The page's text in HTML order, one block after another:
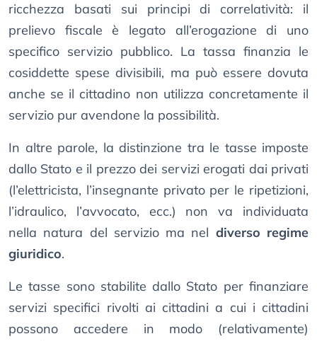
ricchezza basati sui principi di correlatività: il
prelievo fiscale è legato all’erogazione di uno
specifico servizio pubblico. La tassa finanzia le
cosiddette spese divisibili, ma può essere dovuta
anche se il cittadino non utilizza concretamente il
servizio pur avendone la possibilità.
In altre parole, la distinzione tra le tasse imposte
dallo Stato e il prezzo dei servizi erogati dai privati
(l’elettricista, l’insegnante privato per le ripetizioni,
l’idraulico, l’avvocato, ecc.) non va individuata
nella natura del servizio ma nel diverso regime
giuridico.
Le tasse sono stabilite dallo Stato per finanziare
servizi specifici rivolti ai cittadini a cui i cittadini
possono accedere in modo (relativamente)